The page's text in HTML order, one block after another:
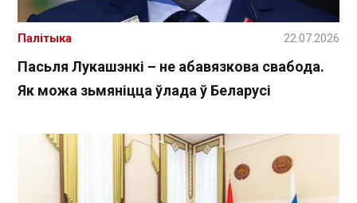
Пасьля Лукашэнкі – не абавязкова свабода.
Як можа зьмяніцца ўлада ў Беларусі
Палітыка 22.07.2026